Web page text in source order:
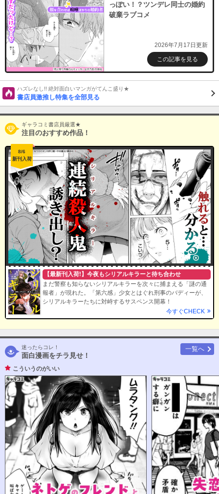
っぽい！？ツンデレ同士の婚約
破棄ラブコメ
2026年7月17日更新
この記事を見る
ハズレなし!! 絶対面白いマンガがてんこ盛り★
書店員激推し特集を全部見る
ギャラコミ書店員厳選★
注目のおすすめ作品！
8/6
新刊入荷
【最新刊入荷!】今夜もシリアルキラーと待ち合わせ
まだ警察も知らないシリアルキラーを次々に捕まえる「謎の通
報者」が現れた。「第六感」少女とはぐれ刑事のバディーが、
シリアルキラーたちに対峙するサスペンス開幕！
今すぐCHECK
迷ったらコレ！
面白漫画をチラ見せ！
一覧へ
こういうのがいい